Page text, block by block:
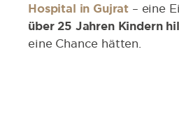
Hospital in Gujrat – eine
über 25 Jahren Kindern
eine Chance hätten.